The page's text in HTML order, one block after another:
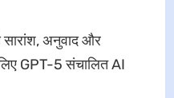
अनुवाद और
GPT-5 संचालित AI